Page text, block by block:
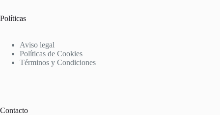
Políticas
Aviso legal
Políticas de Cookies
Términos y Condiciones
Contacto